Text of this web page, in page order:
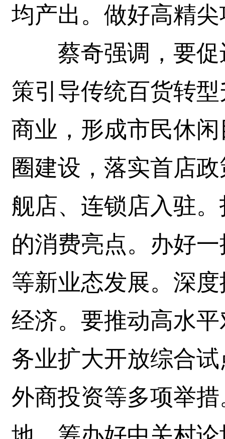
均产出。做好高精
蔡奇强调，要促
策引导传统百货转
商业，形成市民休
圈建设，落实首店
舰店、连锁店入驻
的消费亮点。办好
等新业态发展。深
经济。要推动高水
务业扩大开放综合
外商投资等多项举